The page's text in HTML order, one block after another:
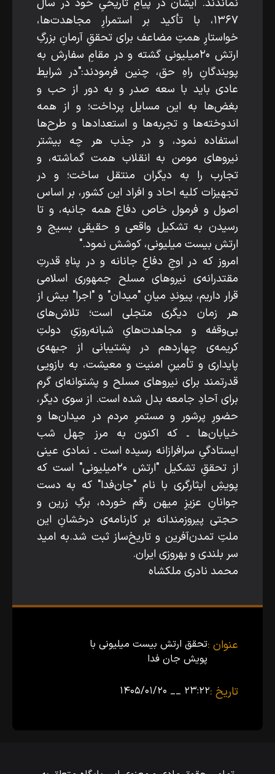
۱۳۶۷، با تأکید بر استمرارِ مجاهدت‌ها،
خواستارِ همتِ مضاعف برای تحققِ آرمانِ بزرگِ
ارتش ۲۰میلیونی گشته و در مقامِ سفارش به
پویندگانِ راهِ حق، چنین فرمودند:"در شرایط
عادی باید با سعه صدر و به دور از حب و
بغض‌ها به این مسایل پرداخت؛ و از همه
اندوخته‌ها و تجربه‌ها و استعداد‌ها و طرح‌ها
استفاده نمود، و در جذب هر چه بیشتر
نیرو‌های مومن به انقلاب همت گماشته، و
تجارب را به دیگران منتقل ساخت؛ و در
تجهیزات کلیه احاد و افراد این کشور، بر اساس
اصول و فرمول خاص دفاع همه جانبه، و تا
رسیدن به تشکیل واقعی و حقیقی بسیج و
ارتش بیست میلیونی، کوشش نمود."
امروز که در اوجِ دفاعِ جانانه و در پناهِ قدرتِ
مقتدرانه‌ی نیروهای مسلح جمهوری اسلامی
قرار داریم، پیوندِ میانِ "میدان" و "اجرا" بیش از
هر زمان دیگری متجلی است؛ تلاش‌های
بی‌وقفه و مجاهدت‌هایِ شبانه‌روزیِ دولتِ
کریمه‌ی چهاردهم در پشتیبانی از جبهه‌ی
پایداری و تأمینِ امنیت و معیشت، به بازویی
قدرتمند برای نیروهای مسلح و پشتوانه‌ای گرم
برای آحادِ جامعه بدل شده است. از سوی دیگر،
حضورِ پرشور و مستمرِ مردم در میدان‌ها و
خیابان‌ها ـ که اکنون به مرز چهل شب
ایستادگیِ سرافرازانه رسیده است ـ نمادی عینی
از تحققِ تشکیل "ارتش ۲۰میلیونی" است که
پویشِ ایثارگری با نام "جان‌فدا" که به دست
جوانانِ عزیزِ میهن رقم خورده، برگِ زرین و
حجتی پیروزمندانه بر کارنامه‌ی درخشانِ این
ملتِ تمدن‌آفرین و تاریخ‌ساز ثبت شد.به امید
سر بلندی و بهروزی ایران.
محمد نادری ملکشاه
عنوان :تحقق ارتش بیست میلیونی با
پویش جان فدا
تاریخ :۲۳:۲۲ __ ۱۴۰۵/۰۱/۲۰